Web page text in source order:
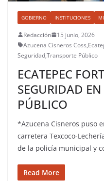
GOBIERNO INSTITUCIONES
Redacción
15 junio, 2026
Azucena Cisneros Coss,
Seguridad,Transporte Público
ECATEPEC
SEGURIDAD
PÚBLICO
*Azucena Cisneros puso
carretera Texcoco-
de la policía municipal y
Read More